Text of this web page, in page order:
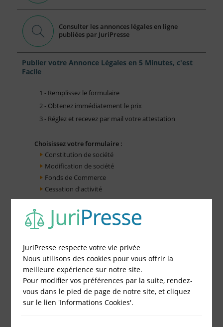
Consulter les annonces légales en ligne
publiées par JuriPresse
Publier votre Annonce Légales en 5 Minutes, c'est
Facile
1 - Remplissez le formulaire
2 - Obtenez immédiatement le prix
3 - Réglez et recevez par mail votre attestation
Choisissez votre formulaire :
Constitution de société
Modification de société
Fonds de Commerce
Cessation d'activité
JuriPresse respecte votre vie privée
Nous utilisons des cookies pour vous offrir la
meilleure expérience sur notre site.
Pour modifier vos préférences par la suite, rendez-
vous dans le pied de page de notre site, et cliquez
sur le lien 'Informations Cookies'.